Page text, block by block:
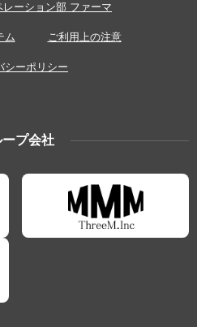
ーション部 ファーマ
ム ご利用上の注意
シーポリシー
プ会社